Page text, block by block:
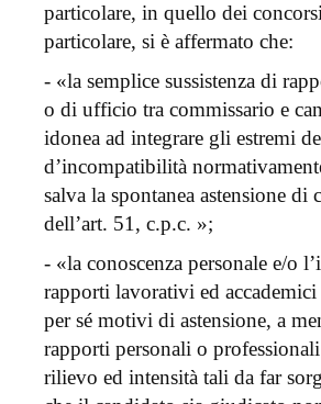
particolare, in quello dei
particolare, si è affermato che:
- «la semplice sussistenza di
o di ufficio tra commissario e
idonea ad integrare gli estremi
d’incompatibilità
salva la spontanea astensione di
dell’art. 51, c.p.c. »;
- «la conoscenza personale e/o
rapporti lavorativi ed
per sé motivi di astensione, a
rapporti personali o
rilievo ed intensità tali da far